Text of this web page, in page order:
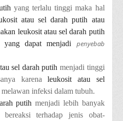
yang terlalu tinggi maka hal
atau sel darah putih atau
leukosit atau sel darah putih
dapat menjadi penyebab
sel darah putih menjadi tinggi
karenaleukosit atau sel
infeksi dalam tubuh.
putih menjadi lebih banyak
bereaksi terhadap jenis obat-